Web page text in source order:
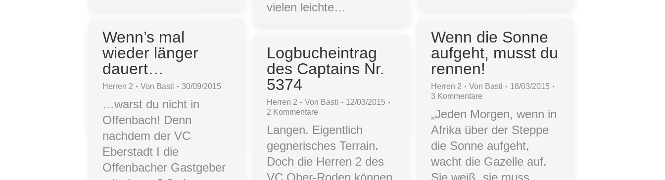
vielen leichte…
Wenn’s mal
wieder länger
dauert…
Herren 2 Von Basti 30/09/2015
…warst du nicht in
Offenbach! Denn
nachdem der VC
Eberstadt I die
Offenbacher Gastgeber
Wenn die Sonne
aufgeht, musst du
rennen!
Herren 2 Von Basti
18/03/2015
3 Kommentare
„Jeden Morgen, wenn in
Afrika über der Steppe
die Sonne aufgeht,
wacht die Gazelle auf.
Sie weiß, sie muss
Logbucheintrag
des Captains Nr.
5374
Herren 2 Von Basti
12/03/2015
2 Kommentare
Langen. Eigentlich
gegnerisches Terrain.
Doch die Herren 2 des
VC Ober-Roden können